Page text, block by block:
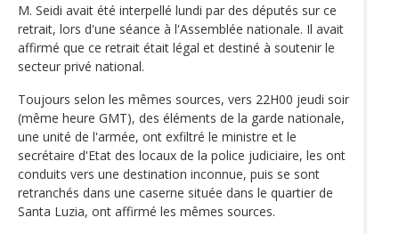
M. Seidi avait été interpellé lundi par des députés sur ce
retrait, lors d'une séance à l'Assemblée nationale. Il avait
affirmé que ce retrait était légal et destiné à soutenir le
secteur privé national.
Toujours selon les mêmes sources, vers 22H00 jeudi soir
(même heure GMT), des éléments de la garde nationale,
une unité de l'armée, ont exfiltré le ministre et le
secrétaire d'Etat des locaux de la police judiciaire, les ont
conduits vers une destination inconnue, puis se sont
retranchés dans une caserne située dans le quartier de
Santa Luzia, ont affirmé les mêmes sources.